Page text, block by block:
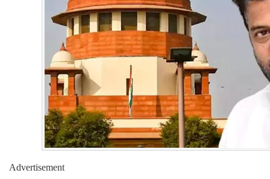
Advertisement